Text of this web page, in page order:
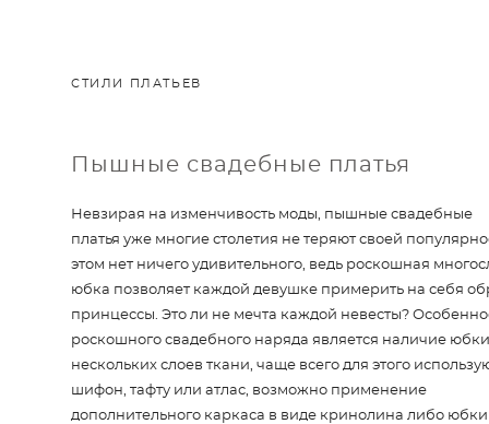
СТИЛИ ПЛАТЬЕВ
Пышные свадебные платья
Невзирая на изменчивость моды, пышные свадебные
платья уже многие столетия не теряют своей
этом нет ничего удивительного, ведь роскошная
юбка позволяет каждой девушке примерить на себя
принцессы. Это ли не мечта каждой невесты?
роскошного свадебного наряда является наличие
нескольких слоев ткани, чаще всего для этого
шифон, тафту или атлас, возможно применение
дополнительного каркаса в виде кринолина либо юбки